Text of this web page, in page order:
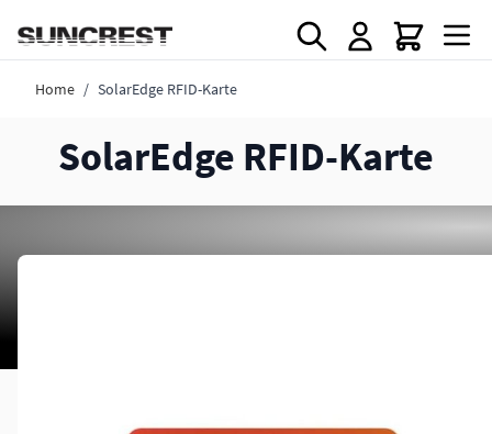
Home / SolarEdge RFID-Karte
SolarEdge RFID-Karte